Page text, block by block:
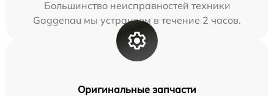
Большинство неисправностей техники
Gaggenau мы устраняем в течение 2 часов.
Оригинальные запчасти